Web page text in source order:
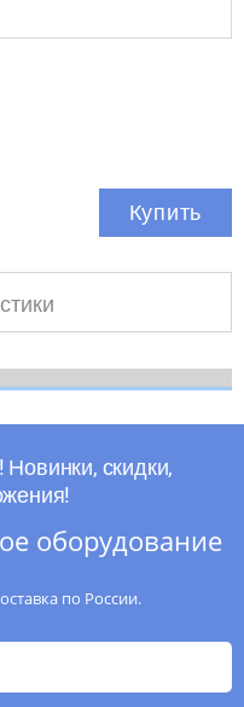
Купить
скидки,
оборудование
по России.